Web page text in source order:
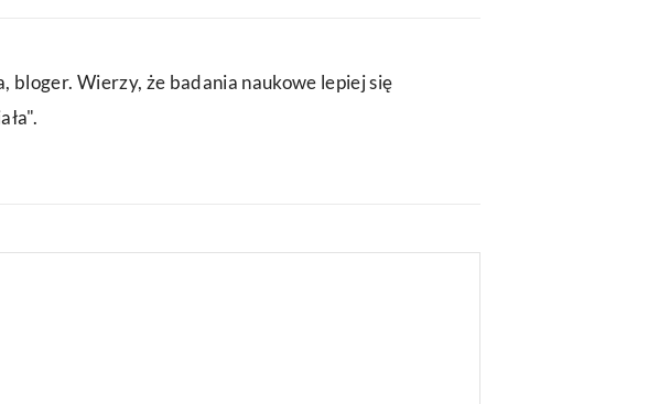
Wierzy, że badania naukowe lepiej się